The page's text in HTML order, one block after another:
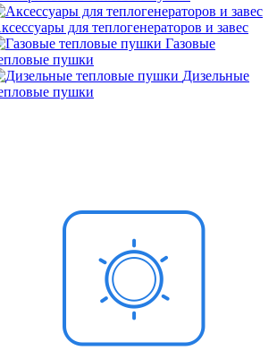
для теплогенераторов и завес
Газовые
пушки
Дизельные
пушки